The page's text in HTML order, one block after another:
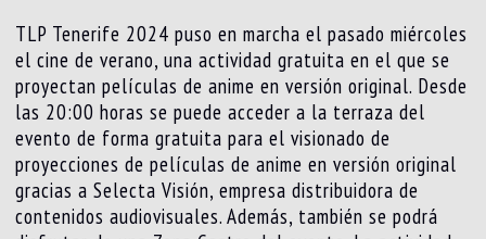
TLP Tenerife 2024 puso en marcha el pasado miércoles
el cine de verano, una actividad gratuita en el que se
proyectan películas de anime en versión original. Desde
las 20:00 horas se puede acceder a la terraza del
evento de forma gratuita para el visionado de
proyecciones de películas de anime en versión original
gracias a Selecta Visión, empresa distribuidora de
contenidos audiovisuales. Además, también se podrá